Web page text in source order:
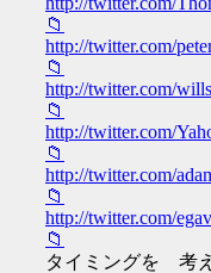
📁
http://twitter.com/
📁
http://twitter.com/
📁
http://twitter.com/
📁
http://twitter.com/
📁
http://twitter.com/
📁
タイミングを 考